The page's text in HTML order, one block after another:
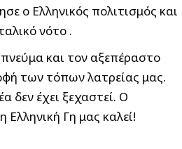
ο Ελληνικός πολιτισμός και
νότο .
και τον αξεπέραστο
των τόπων λατρείας μας.
δεν έχει ξεχαστεί. Ο
Γη μας καλεί!